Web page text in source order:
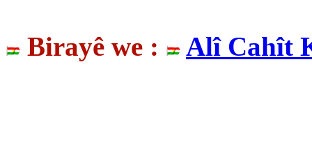
Birayê we : Alî Cahît